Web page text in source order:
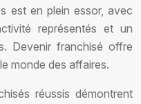
est en plein essor, avec
représentés et un
Devenir franchisé offre
monde des affaires.
réussis démontrent